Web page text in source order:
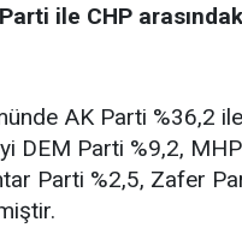
ile CHP
AK Parti %36,2
DEM Parti %9,2,
Parti %2,5, Zafer